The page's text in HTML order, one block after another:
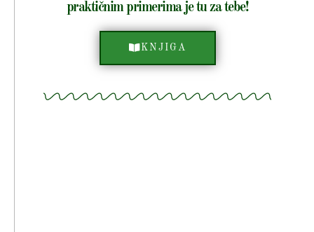
praktičnim primerima je tu za tebe!
KNJIGA